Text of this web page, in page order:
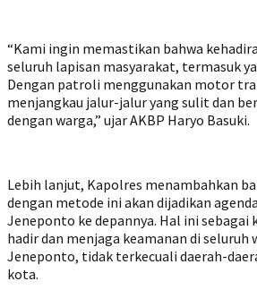
“Kami ingin memastikan bahwa
seluruh lapisan masyarakat, termasuk
Dengan patroli menggunakan motor
menjangkau jalur-jalur yang sulit dan
dengan warga,” ujar AKBP Haryo Basuki.
Lebih lanjut, Kapolres menambahkan
dengan metode ini akan dijadikan
Jeneponto ke depannya. Hal ini
hadir dan menjaga keamanan di seluruh
Jeneponto, tidak terkecuali daerah-
kota.